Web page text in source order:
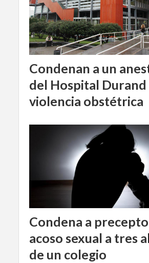
Condenan a un
del Hospital
violencia obstétrica
Condena a
acoso sexual a tres
de un colegio